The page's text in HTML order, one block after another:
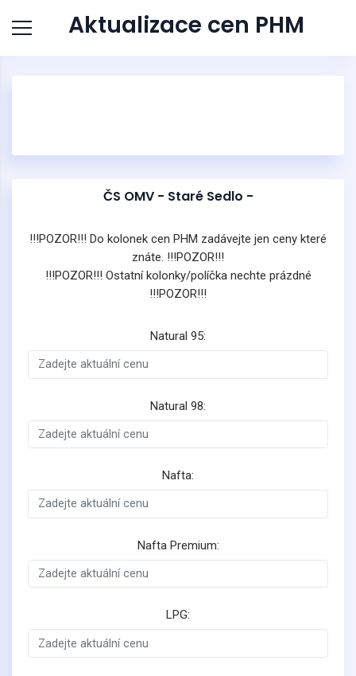
Aktualizace cen PHM
ČS OMV - Staré Sedlo -
!!!POZOR!!! Do kolonek cen PHM zadávejte jen ceny které
znáte. !!!POZOR!!!
!!!POZOR!!! Ostatní kolonky/políčka nechte prázdné
!!!POZOR!!!
Natural 95:
Natural 98:
Nafta:
Nafta Premium:
LPG: